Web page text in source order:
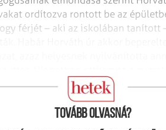
ordítozva rontott be az
férjét – aki az iskolában
Tovább olvasná?